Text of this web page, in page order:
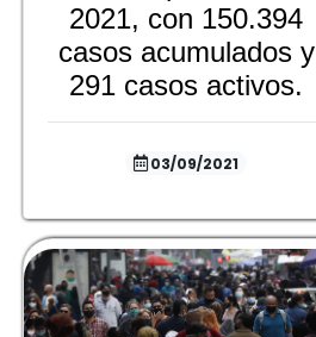
2021, con 150.394
casos acumulados y
291 casos activos.
03/09/2021